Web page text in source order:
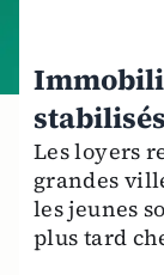
Les loyers
grandes
les jeunes
plus tard